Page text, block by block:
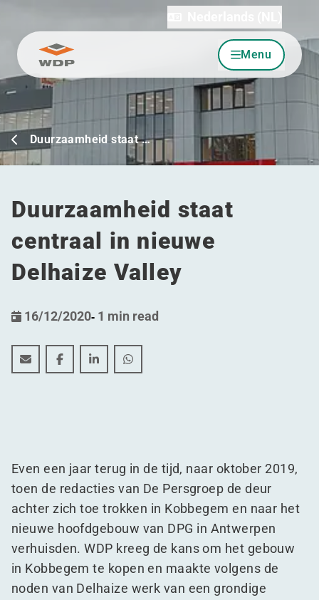
Ga naar inhoud Menu
Duurzaamheid staat …
Duurzaamheid staat
centraal in nieuwe
Delhaize Valley
16/12/2020- 1 min read
Duurzaamheid staat centraal in nieuwe Delhaize
Duurzaamheid staat centraal in nieuwe
Duurzaamheid staat centraal in nieuwe
Duurzaamheid staat centraal in
Even een jaar terug in de tijd, naar oktober 2019,
toen de redacties van De Persgroep de deur
achter zich toe trokken in Kobbegem en naar het
nieuwe hoofdgebouw van DPG in Antwerpen
verhuisden. WDP kreeg de kans om het gebouw
in Kobbegem te kopen en maakte volgens de
noden van Delhaize werk van een grondige